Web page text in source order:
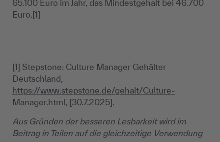
65.100 Euro im Jahr, das Mindestgehalt bei 46.700
Euro.[1]
[1] Stepstone: Culture Manager Gehälter
Deutschland,
https://www.stepstone.de/gehalt/Culture-
Manager.html, [30.7.2025].
Aus Gründen der besseren Lesbarkeit wird im
Beitrag in Teilen auf die gleichzeitige Verwendung